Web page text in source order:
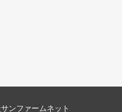
ンファームネット